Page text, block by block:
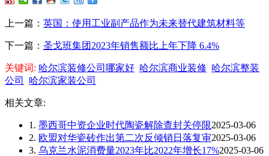
上一篇： 英国：使用工业副产品作为未来替代建筑材料等
下一篇： 圣戈班集团2023年销售额比上年下降 6.4%
关键词: 哈尔滨装修公司哪家好 哈尔滨商业装修 哈尔滨整装
公司
哈尔滨家装公司
相关文章:
1. 墨西哥中资企业时代陶瓷解除查封关停限2025-03-06
2. 欧盟对华瓷砖作出第二次反倾销日落复审2025-03-06
3. 乌克兰水泥消费量2023年比2022年增长17%2025-03-06